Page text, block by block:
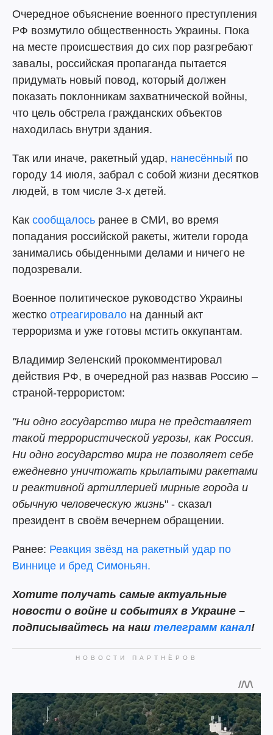
Очередное объяснение военного преступления
РФ возмутило общественность Украины. Пока
на месте происшествия до сих пор разгребают
завалы, российская пропаганда пытается
придумать новый повод, который должен
показать поклонникам захватнической войны,
что цель обстрела гражданских объектов
находилась внутри здания.
Так или иначе, ракетный удар, нанесённый по
городу 14 июля, забрал с собой жизни десятков
людей, в том числе 3-х детей.
Как сообщалось ранее в СМИ, во время
попадания российской ракеты, жители города
занимались обыденными делами и ничего не
подозревали.
Военное политическое руководство Украины
жестко отреагировало на данный акт
терроризма и уже готовы мстить оккупантам.
Владимир Зеленский прокомментировал
действия РФ, в очередной раз назвав Россию –
страной-террористом:
"Ни одно государство мира не представляет
такой террористической угрозы, как Россия.
Ни одно государство мира не позволяет себе
ежедневно уничтожать крылатыми ракетами
и реактивной артиллерией мирные города и
обычную человеческую жизнь" - сказал
президент в своём вечернем обращении.
Ранее: Реакция звёзд на ракетный удар по
Виннице и бред Симоньян.
Хотите получать самые актуальные
новости о войне и событиях в Украине –
подписывайтесь на наш телеграмм канал!